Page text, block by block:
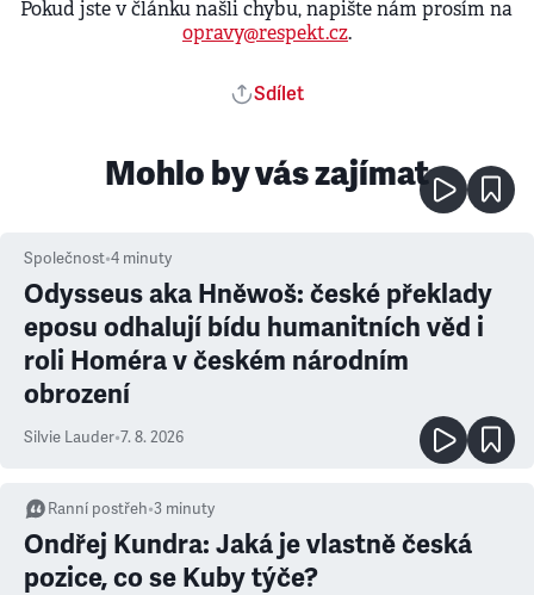
Pokud jste v článku našli chybu, napište nám prosím na
opravy@respekt.cz.
Sdílet
Mohlo by vás zajímat
Společnost•4 minuty
Odysseus aka Hněwoš: české překlady
eposu odhalují bídu humanitních věd i
roli Homéra v českém národním
obrození
Silvie Lauder•7. 8. 2026
Ranní postřeh•3 minuty
Ondřej Kundra: Jaká je vlastně česká
pozice, co se Kuby týče?